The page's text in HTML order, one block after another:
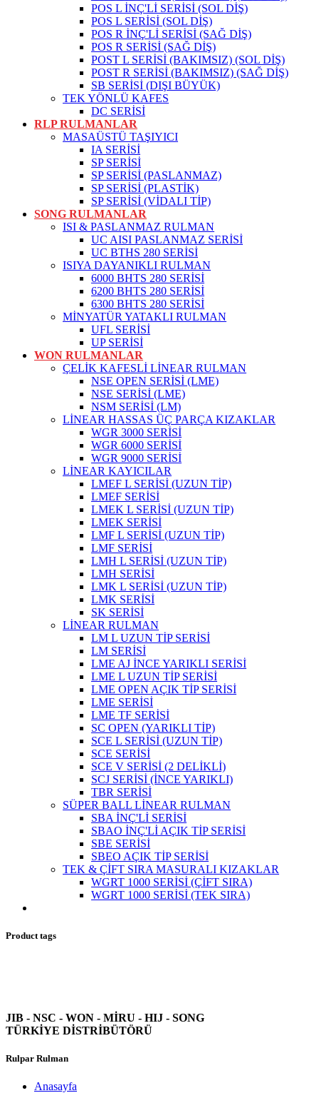
POS L İNÇ'Lİ SERİSİ (SOL DİŞ)
POS L SERİSİ (SOL DİŞ)
POS R İNÇ'Lİ SERİSİ (SAĞ DİŞ)
POS R SERİSİ (SAĞ DİŞ)
POST L SERİSİ (BAKIMSIZ) (SOL DİŞ)
POST R SERİSİ (BAKIMSIZ) (SAĞ DİŞ)
SB SERİSİ (DIŞI BÜYÜK)
TEK YÖNLÜ KAFES
DC SERİSİ
RLP RULMANLAR
MASAÜSTÜ TAŞIYICI
IA SERİSİ
SP SERİSİ
SP SERİSİ (PASLANMAZ)
SP SERİSİ (PLASTİK)
SP SERİSİ (VİDALI TİP)
SONG RULMANLAR
ISI & PASLANMAZ RULMAN
UC AISI PASLANMAZ SERİSİ
UC BTHS 280 SERİSİ
ISIYA DAYANIKLI RULMAN
6000 BHTS 280 SERİSİ
6200 BHTS 280 SERİSİ
6300 BHTS 280 SERİSİ
MİNYATÜR YATAKLI RULMAN
UFL SERİSİ
UP SERİSİ
WON RULMANLAR
ÇELİK KAFESLİ LİNEAR RULMAN
NSE OPEN SERİSİ (LME)
NSE SERİSİ (LME)
NSM SERİSİ (LM)
LİNEAR HASSAS ÜÇ PARÇA KIZAKLAR
WGR 3000 SERİSİ
WGR 6000 SERİSİ
WGR 9000 SERİSİ
LİNEAR KAYICILAR
LMEF L SERİSİ (UZUN TİP)
LMEF SERİSİ
LMEK L SERİSİ (UZUN TİP)
LMEK SERİSİ
LMF L SERİSİ (UZUN TİP)
LMF SERİSİ
LMH L SERİSİ (UZUN TİP)
LMH SERİSİ
LMK L SERİSİ (UZUN TİP)
LMK SERİSİ
SK SERİSİ
LİNEAR RULMAN
LM L UZUN TİP SERİSİ
LM SERİSİ
LME AJ İNCE YARIKLI SERİSİ
LME L UZUN TİP SERİSİ
LME OPEN AÇIK TİP SERİSİ
LME SERİSİ
LME TF SERİSİ
SC OPEN (YARIKLI TİP)
SCE L SERİSİ (UZUN TİP)
SCE SERİSİ
SCE V SERİSİ (2 DELİKLİ)
SCJ SERİSİ (İNCE YARIKLI)
TBR SERİSİ
SÜPER BALL LİNEAR RULMAN
SBA İNÇ'Lİ SERİSİ
SBAO İNÇ'Lİ AÇIK TİP SERİSİ
SBE SERİSİ
SBEO AÇIK TİP SERİSİ
TEK & ÇİFT SIRA MASURALI KIZAKLAR
WGRT 1000 SERİSİ (ÇİFT SIRA)
WGRT 1000 SERİSİ (TEK SIRA)
Product tags
JIB - NSC - WON - MİRU - HIJ - SONG
TÜRKİYE DİSTRİBÜTÖRÜ
Rulpar Rulman
Anasayfa